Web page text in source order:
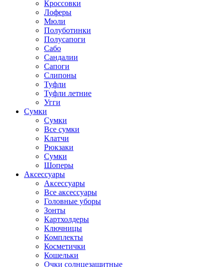
Кроссовки
Лоферы
Мюли
Полуботинки
Полусапоги
Сабо
Сандалии
Сапоги
Слипоны
Туфли
Туфли летние
Угги
Сумки
Сумки
Все сумки
Клатчи
Рюкзаки
Сумки
Шоперы
Аксессуары
Аксессуары
Все аксессуары
Головные уборы
Зонты
Картхолдеры
Ключницы
Комплекты
Косметички
Кошельки
Очки солнцезащитные